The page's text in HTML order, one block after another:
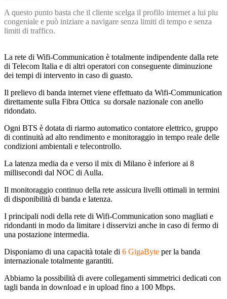
A questo punto basta che il cliente scelga il profilo internet a lui piu
congeniale e può iniziare a navigare senza limiti di tempo e senza
limiti di traffico.
La rete di Wifi-Communication è totalmente indipendente dalla rete
di Telecom Italia e di altri operatori con conseguente diminuzione
dei tempi di intervento in caso di guasto.
Il prelievo di banda internet viene effettuato da Wifi-Communication
direttamente sulla Fibra Ottica su dorsale nazionale con anello
ridondato.
Ogni BTS è dotata di riarmo automatico contatore elettrico, gruppo
di continuità ad alto rendimento e monitoraggio in tempo reale delle
condizioni ambientali e telecontrollo.
La latenza media da e verso il mix di Milano è inferiore ai 8
millisecondi dal NOC di Aulla.
Il monitoraggio continuo della rete assicura livelli ottimali in termini
di disponibilità di banda e latenza.
I principali nodi della rete di Wifi-Communication sono magliati e
ridondanti in modo da limitare i disservizi anche in caso di fermo di
una postazione intermedia.
Disponiamo di una capacità totale di 6 GigaByte per la banda
internazionale totalmente garantiti.
Abbiamo la possibilità di avere collegamenti simmetrici dedicati con
tagli banda in download e in upload fino a 100 Mbps.